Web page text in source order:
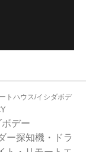
トハウス/イシダボデ
デー
ー探知機・ドラ